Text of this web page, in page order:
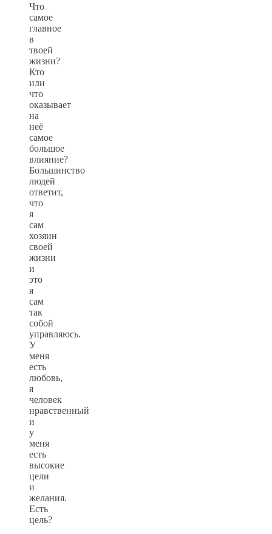
Что
самое
главное
в
твоей
жизни?
Кто
или
что
оказывает
на
неё
самое
большое
влияние?
Большинство
людей
ответит,
что
я
сам
хозяин
своей
жизни
и
это
я
сам
так
собой
управляюсь.
У
меня
есть
любовь,
я
человек
нравственный
и
у
меня
есть
высокие
цели
и
желания.
Есть
цель?